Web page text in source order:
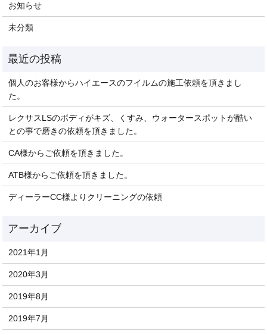
お知らせ
未分類
個人のお客様からハイエースのフイルムの施工依頼を頂きまし
た。
レクサスLSのボディがキズ、くすみ、ウォータースポットが酷い
との事で磨きの依頼を頂きました。
CA様からご依頼を頂きました。
ATB様からご依頼を頂きました。
ディーラーCC様よりクリーニングの依頼
2021年1月
2020年3月
2019年8月
2019年7月